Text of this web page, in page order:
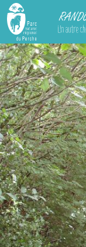
Rando Perche
L'étang de la Herse